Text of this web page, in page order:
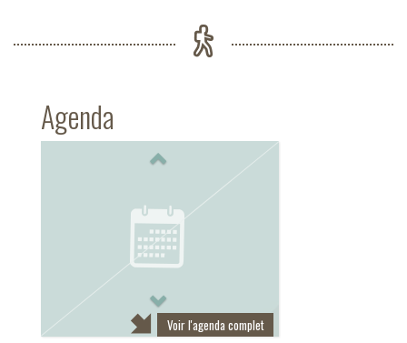
Agenda
Voir l'agenda complet